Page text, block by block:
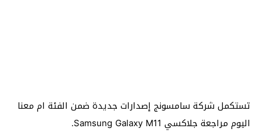
تستكمل شركة سامسونج إصدارات جديدة ضمن الفئة ام معنا
اليوم مراجعة جلاكسي Samsung Galaxy M11.